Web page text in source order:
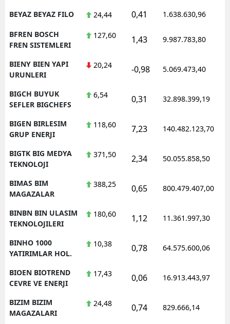
BEYAZ BEYAZ FILO 24,44 0,41 1.638.630,96
BFREN BOSCH
FREN SISTEMLERI
127,60 1,43 9.987.783,80
BIENY BIEN YAPI
URUNLERI
20,24 -0,98 5.069.473,40
BIGCH BUYUK
SEFLER BIGCHEFS
6,54 0,31 32.898.399,19
BIGEN BIRLESIM
GRUP ENERJI
118,60 7,23 140.482.123,70
BIGTK BIG MEDYA
TEKNOLOJI
371,50 2,34 50.055.858,50
BIMAS BIM
MAGAZALAR
388,25 0,65 800.479.407,00
BINBN BIN ULASIM
TEKNOLOJILERI
180,60 1,12 11.361.997,30
BINHO 1000
YATIRIMLAR HOL.
10,38 0,78 64.575.600,06
BIOEN BIOTREND
CEVRE VE ENERJI
17,43 0,06 16.913.443,97
BIZIM BIZIM
MAGAZALARI
24,48 0,74 829.666,14